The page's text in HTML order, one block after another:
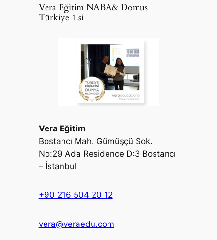
Vera Eğitim NABA& Domus
Türkiye 1.si
Vera Eğitim
Bostancı Mah. Gümüşçü Sok.
No:29 Ada Residence D:3 Bostancı
– İstanbul
+90 216 504 20 12
vera@veraedu.com